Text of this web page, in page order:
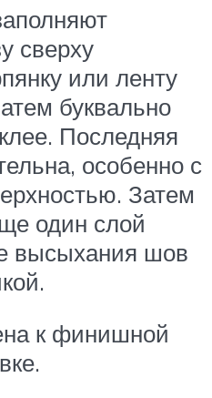
сверху
или ленту
буквально
Последняя
особенно с
Затем
один слой
высыхания шов
к финишной